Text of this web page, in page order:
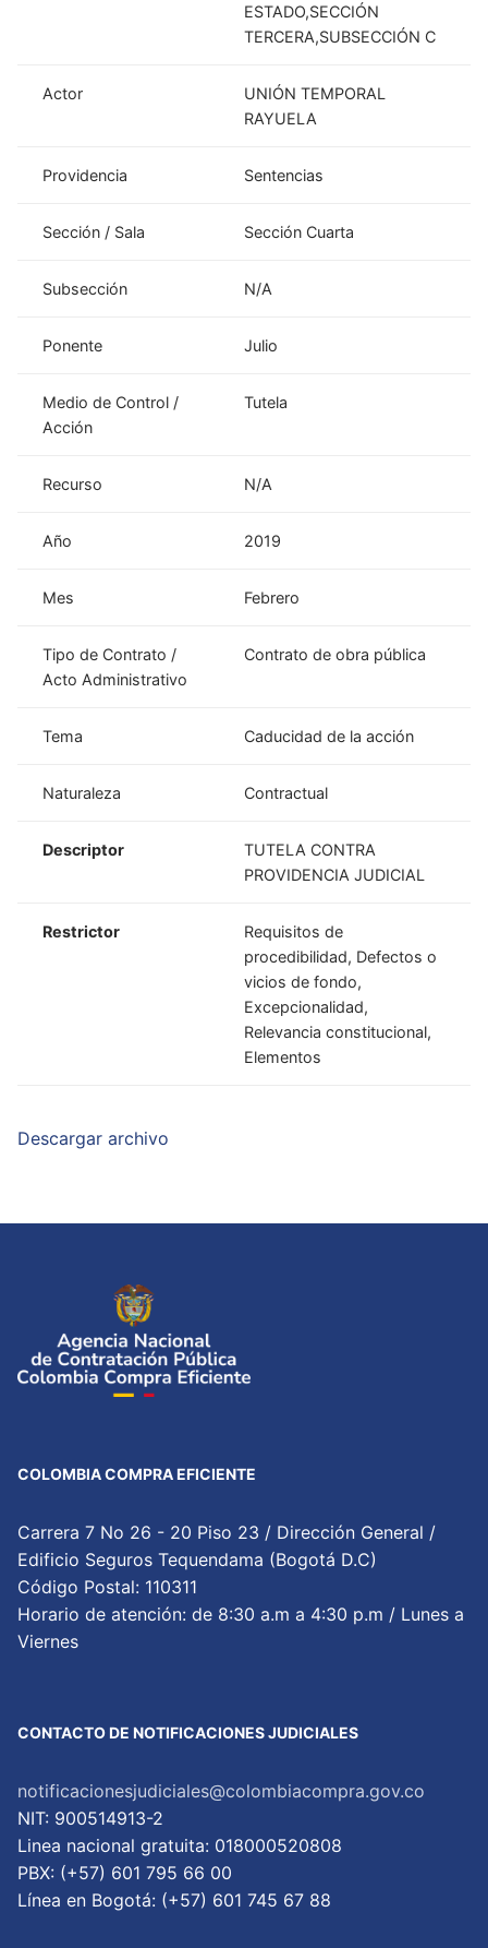
ESTADO,SECCIÓN
TERCERA,SUBSECCIÓN C
Actor
UNIÓN TEMPORAL
RAYUELA
Providencia Sentencias
Sección / Sala Sección Cuarta
Subsección N/A
Ponente Julio
Medio de Control /
Acción
Tutela
Recurso N/A
Año 2019
Mes Febrero
Tipo de Contrato /
Acto Administrativo
Contrato de obra pública
Tema Caducidad de la acción
Naturaleza Contractual
Descriptor
TUTELA CONTRA
PROVIDENCIA JUDICIAL
Restrictor
Requisitos de
procedibilidad, Defectos o
vicios de fondo,
Excepcionalidad,
Relevancia constitucional,
Elementos
Descargar archivo
COLOMBIA COMPRA EFICIENTE
Carrera 7 No 26 - 20 Piso 23 / Dirección General /
Edificio Seguros Tequendama (Bogotá D.C)
Código Postal: 110311
Horario de atención: de 8:30 a.m a 4:30 p.m / Lunes a
Viernes
CONTACTO DE NOTIFICACIONES JUDICIALES
notificacionesjudiciales@colombiacompra.gov.co
NIT: 900514913-2
Linea nacional gratuita: 018000520808
PBX: (+57) 601 795 66 00
Lí­nea en Bogotá: (+57) 601 745 67 88